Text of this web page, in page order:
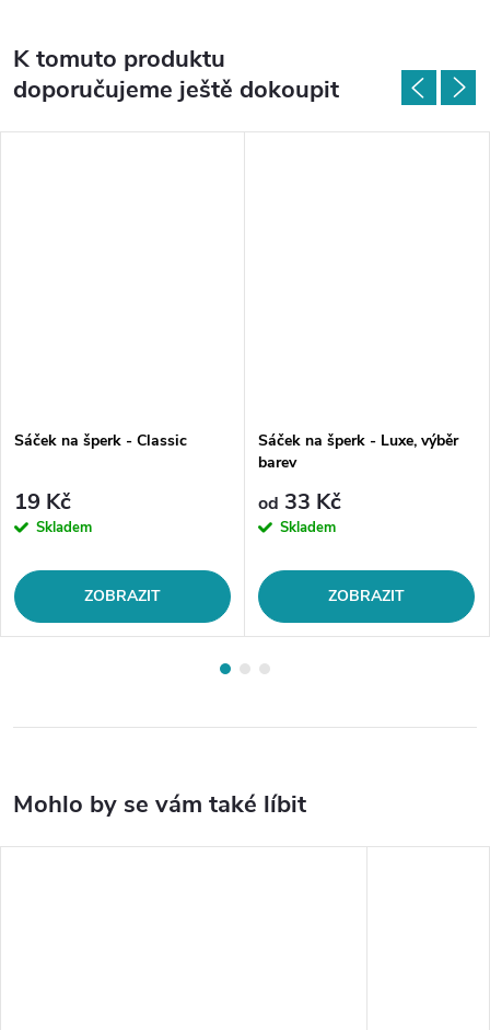
K tomuto produktu
doporučujeme ještě dokoupit
Sáček na šperk - Classic
19 Kč
Skladem
ZOBRAZIT
Sáček na šperk - Luxe, výběr
barev
od 33 Kč
Skladem
ZOBRAZIT